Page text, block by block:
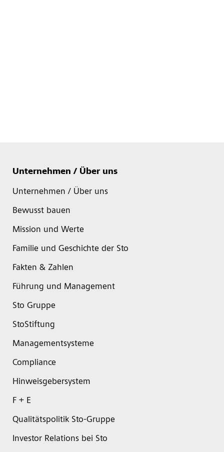
Unternehmen / Über uns
Unternehmen / Über uns
Bewusst bauen
Mission und Werte
Familie und Geschichte der Sto
Fakten & Zahlen
Führung und Management
Sto Gruppe
StoStiftung
Managementsysteme
Compliance
Hinweisgebersystem
F + E
Qualitätspolitik Sto-Gruppe
Investor Relations bei Sto